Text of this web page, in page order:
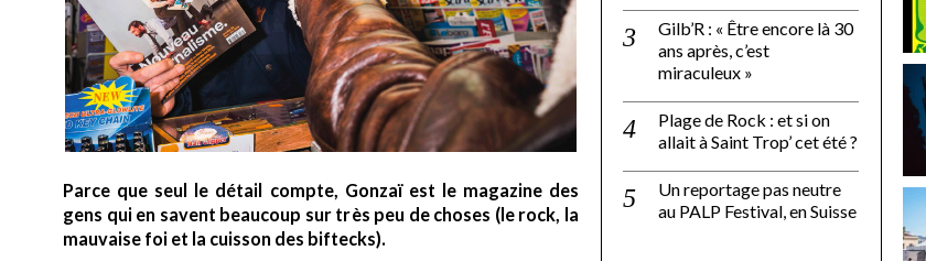
Parce que seul le détail compte, Gonzaï est le magazine des
gens qui en savent beaucoup sur très peu de choses (le rock, la
mauvaise foi et la cuisson des biftecks).
Gilb’R : « Être encore là 30
ans après, c’est
miraculeux »
Plage de Rock : et si on
allait à Saint Trop’ cet été ?
Un reportage pas neutre
au PALP Festival, en Suisse